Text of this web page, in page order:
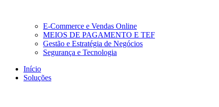
E-Commerce e Vendas Online
MEIOS DE PAGAMENTO E TEF
Gestão e Estratégia de Negócios
Segurança e Tecnologia
Início
Soluções